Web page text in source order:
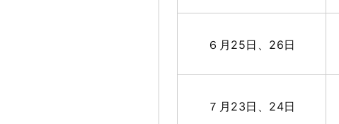
６月25日、26日
７月23日、24日